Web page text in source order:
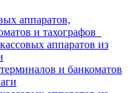
аппаратов,
и тахографов
аппаратов из
и банкоматов